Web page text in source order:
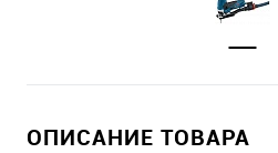
ОПИСАНИЕ ТОВАРА